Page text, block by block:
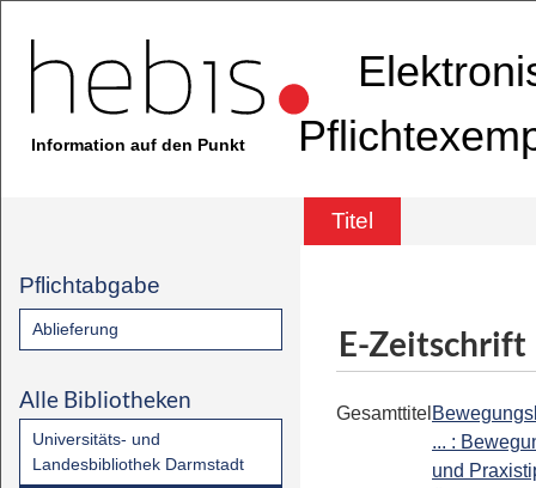
Information auf den Punkt
Titel
Pflichtabgabe
Ablieferung
Alle Bibliotheken
Universitäts- und
Landesbibliothek Darmstadt
E-Zeitschrift
Gesamttitel
... :
und